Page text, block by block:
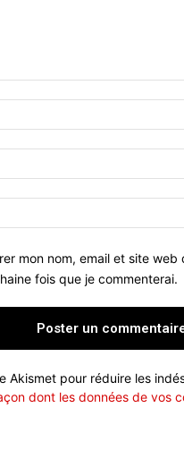
mon nom, email et site
fois que je commenterai.
Akismet pour réduire les
dont les données de vos